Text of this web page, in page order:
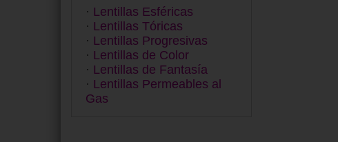
Zero 6
Lentillas Esféricas
Lentillas Tóricas
Lentillas Progresivas
Lentillas de Color
Lentillas de Fantasía
Lentillas Permeables al
Gas